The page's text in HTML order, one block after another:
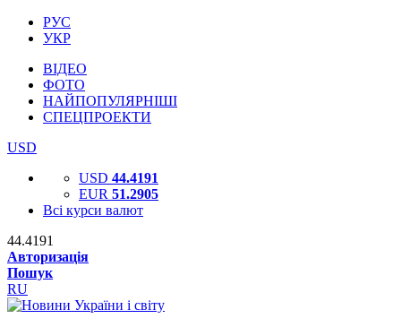
РУС
УКР
ВІДЕО
ФОТО
НАЙПОПУЛЯРНІШІ
СПЕЦПРОЕКТИ
USD
USD 44.4191
EUR 51.2905
Всі курси валют
44.4191
Авторизація
Пошук
RU